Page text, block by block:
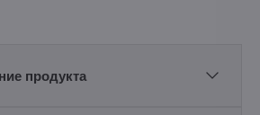
продукта